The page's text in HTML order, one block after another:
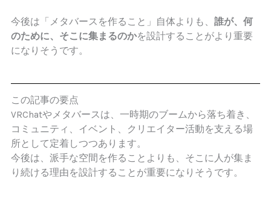
今後は「メタバースを作ること」自体よりも、誰が、何
のために、そこに集まるのかを設計することがより重要
になりそうです。
この記事の要点
VRChatやメタバースは、一時期のブームから落ち着き、
コミュニティ、イベント、クリエイター活動を支える場
所として定着しつつあります。
今後は、派手な空間を作ることよりも、そこに人が集ま
り続ける理由を設計することが重要になりそうです。